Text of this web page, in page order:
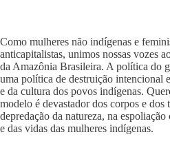
Como mulheres não indígenas e
anticapitalistas, unimos nossas vozes
da Amazônia Brasileira. A política do
uma política de destruição intencional
e da cultura dos povos indígenas.
modelo é devastador dos corpos e dos
depredação da natureza, na
e das vidas das mulheres indígenas.